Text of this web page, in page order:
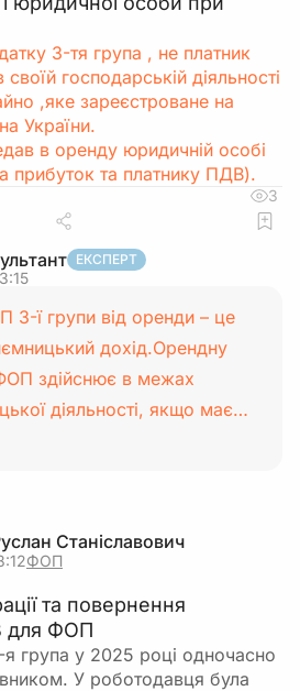
3-тя група , не платник
господарській діяльності
,яке зареєстроване на
України.
в оренду юридичній особі
прибуток та платнику ПДВ).
3
ЕКСПЕРТ
ї групи від оренди – це
дохід.Орендну
ФОП здійснює в межах
діяльності, якщо має…
Станіславович
ФОП
та повернення
для ФОП
група у 2025 році одночасно
У роботодавця була